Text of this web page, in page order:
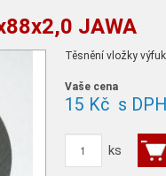
JAWA
Těsnění vložky
Vaše cena
15 Kč s DPH
ks